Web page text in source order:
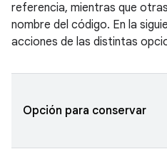
referencia, mientras que
nombre del código. En la
acciones de las distintas
Opción para conservar